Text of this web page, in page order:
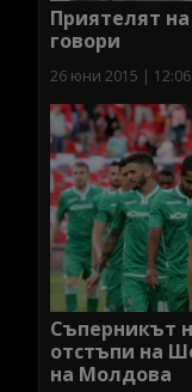
Приятелят
говори
26 юни 2015 | 12:06
Съперникът
отстъпи на
на Молдова